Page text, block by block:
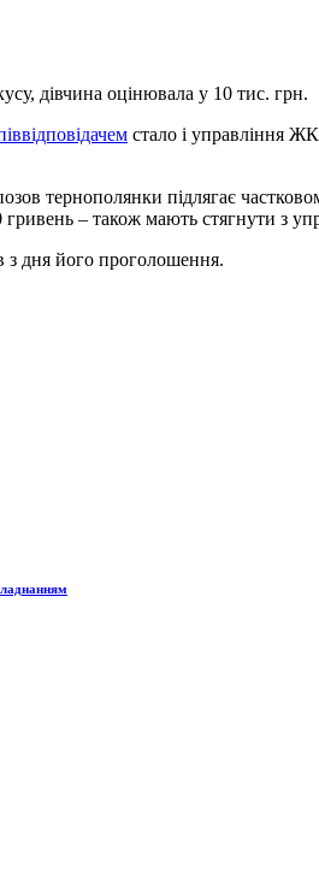
дівчина оцінювала у 10 тис. грн.
стало і управління
тернополянки підлягає
гривень – також мають стягнути з
з дня його проголошення.